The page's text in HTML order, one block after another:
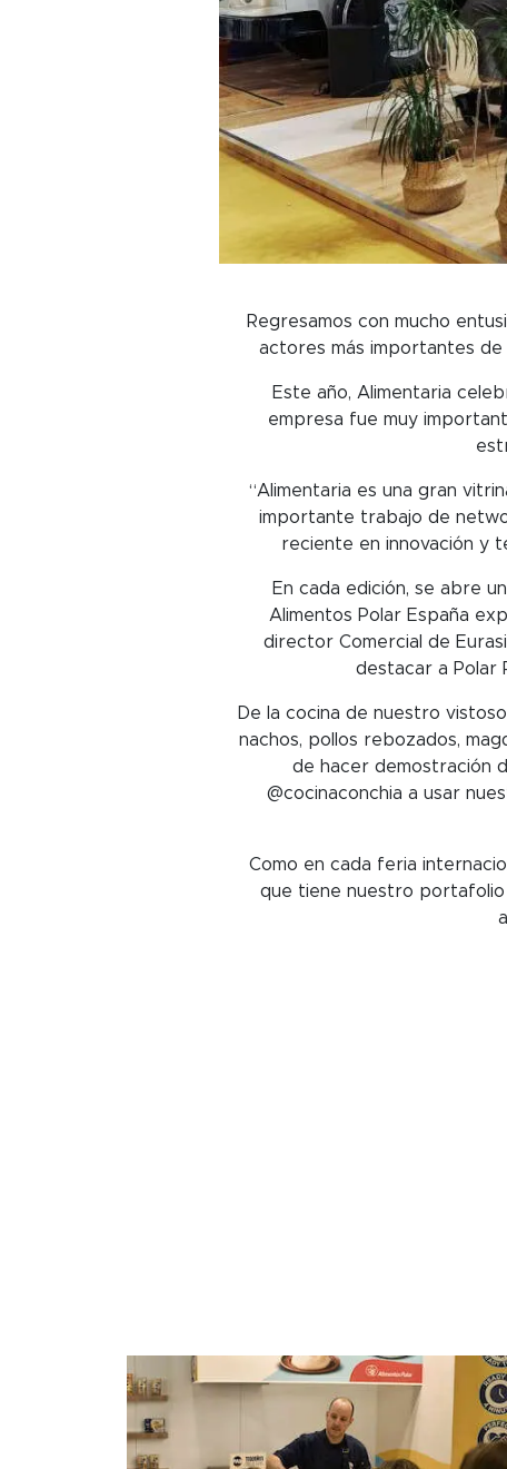
Regresamos con mucho
actores más importantes de
Este año, Alimentaria
empresa fue muy
“Alimentaria es una gran
importante trabajo de
reciente en innovación y
En cada edición, se abre
Alimentos Polar España
director Comercial de
destacar a Polar
De la cocina de nuestro
nachos, pollos rebozados,
de hacer demostración
@cocinaconchia a usar
Como en cada feria
que tiene nuestro